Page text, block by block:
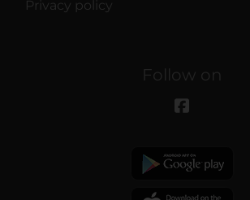
Privacy policy
Follow on